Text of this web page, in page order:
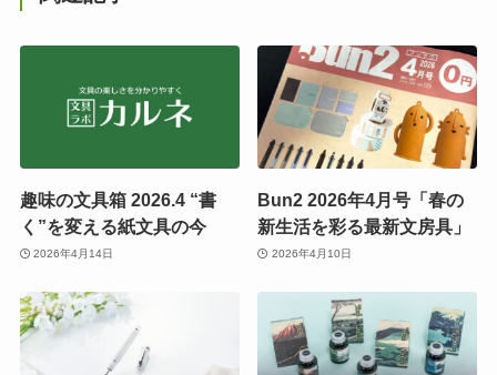
趣味の文具箱 2026.4 “書
く”を変える紙文具の今
2026年4月14日
Bun2 2026年4月号「春の
新生活を彩る最新文房具」
2026年4月10日